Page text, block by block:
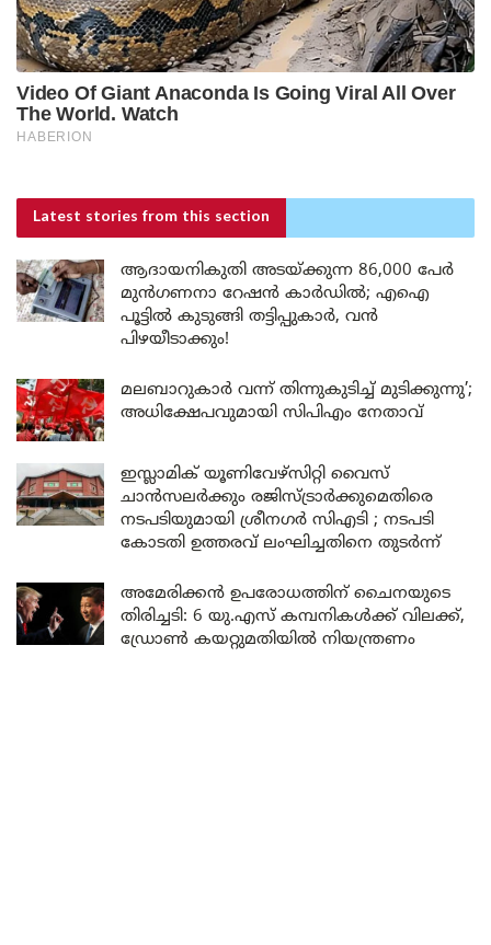
Latest stories from this section
ആദായനികുതി അടയ്ക്കുന്ന 86,000 പേർ
മുൻഗണനാ റേഷൻ കാർഡിൽ; എഐ
പൂട്ടിൽ കുടുങ്ങി തട്ടിപ്പുകാർ, വൻ
പിഴയീടാക്കും!
മലബാറുകാർ വന്ന് തിന്നുകുടിച്ച് മുടിക്കുന്നു’;
അധിക്ഷേപവുമായി സിപിഎം നേതാവ്
ഇസ്ലാമിക് യൂണിവേഴ്സിറ്റി വൈസ്
ചാൻസലർക്കും രജിസ്ട്രാർക്കുമെതിരെ
നടപടിയുമായി ശ്രീനഗർ സിഎടി ; നടപടി
കോടതി ഉത്തരവ് ലംഘിച്ചതിനെ തുടർന്ന്
അമേരിക്കൻ ഉപരോധത്തിന് ചൈനയുടെ
തിരിച്ചടി: 6 യു.എസ് കമ്പനികൾക്ക് വിലക്ക്,
ഡ്രോൺ കയറ്റുമതിയിൽ നിയന്ത്രണം